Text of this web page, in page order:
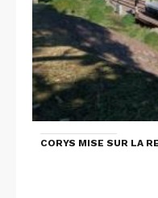
CORYS MISE SUR LA